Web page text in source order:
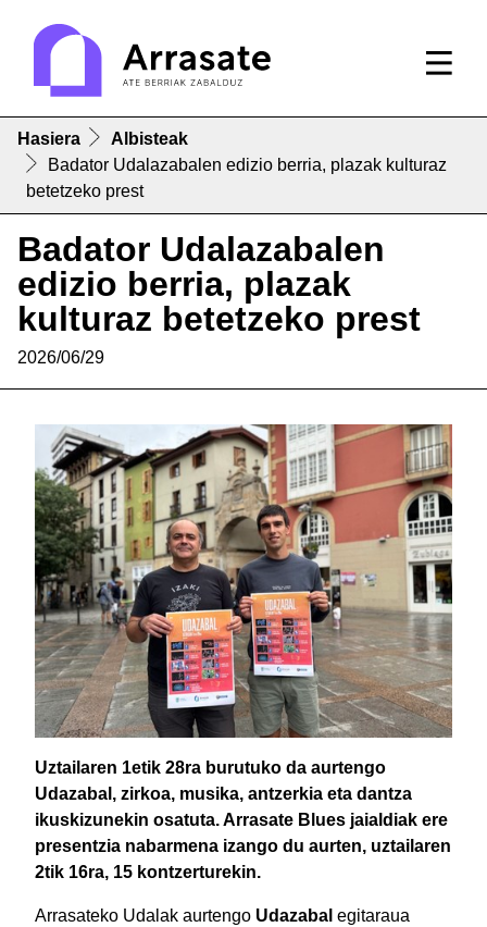
Hasiera
Albisteak
Badator Udalazabalen edizio berria, plazak kulturaz
betetzeko prest
Badator Udalazabalen
edizio berria, plazak
kulturaz betetzeko prest
2026/06/29
Uztailaren 1etik 28ra burutuko da aurtengo
Udazabal, zirkoa, musika, antzerkia eta dantza
ikuskizunekin osatuta. Arrasate Blues jaialdiak ere
presentzia nabarmena izango du aurten, uztailaren
2tik 16ra, 15 kontzerturekin.
Arrasateko Udalak aurtengo Udazabal egitaraua